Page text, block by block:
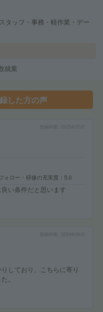
タッフ・事務・軽作業・デー
就業
した方の声
2025年05月
ォロー・研修の充実度 5.0
い条件だと思います
2024年06月
しており、こちらに寄り
。